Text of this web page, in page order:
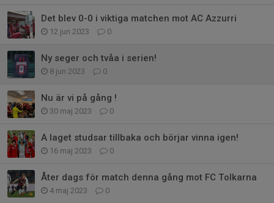
Det blev 0-0 i viktiga matchen mot AC Azzurri
12 jun 2023 0
Ny seger och tvåa i serien!
8 jun 2023 0
Nu är vi på gång !
30 maj 2023 0
A laget studsar tillbaka och börjar vinna igen!
16 maj 2023 0
Åter dags för match denna gång mot FC Tolkarna
4 maj 2023 0